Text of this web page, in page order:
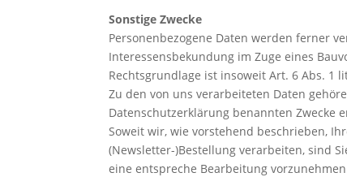
Sonstige Zwecke
Personenbezogene Daten werden ferner
Interessensbekundung im Zuge eines
Rechtsgrundlage ist insoweit Art. 6 Abs. 1
Zu den von uns verarbeiteten Daten
Datenschutzerklärung benannten Zwecke
Soweit wir, wie vorstehend beschrieben,
(Newsletter-)Bestellung verarbeiten, sind
eine entspreche Bearbeitung